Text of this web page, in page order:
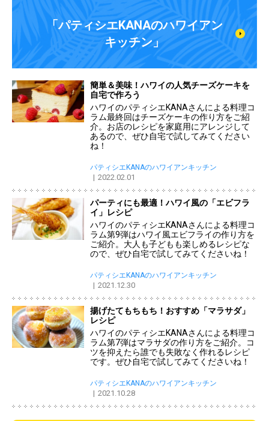
「パティシエKANAのハワイアン
キッチン」
簡単＆美味！ハワイの人気チーズケーキを
自宅で作ろう
ハワイのパティシエKANAさんによる料理コ
ラム最終回はチーズケーキの作り方をご紹
介。お店のレシピを家庭用にアレンジして
あるので、ぜひ自宅で試してみてください
ね！
パティシエKANAのハワイアンキッチン
2022.02.01
パーティにも最適！ハワイ風の「エビフラ
イ」レシピ
ハワイのパティシエKANAさんによる料理コ
ラム第9弾はハワイ風エビフライの作り方を
ご紹介。大人も子どもも楽しめるレシピな
ので、ぜひ自宅で試してみてくださいね！
パティシエKANAのハワイアンキッチン
2021.12.30
揚げたてもちもち！おすすめ「マラサダ」
レシピ
ハワイのパティシエKANAさんによる料理コ
ラム第7弾はマラサダの作り方をご紹介。コ
ツを抑えたら誰でも失敗なく作れるレシピ
です。ぜひ自宅で試してみてくださいね！
パティシエKANAのハワイアンキッチン
2021.10.28